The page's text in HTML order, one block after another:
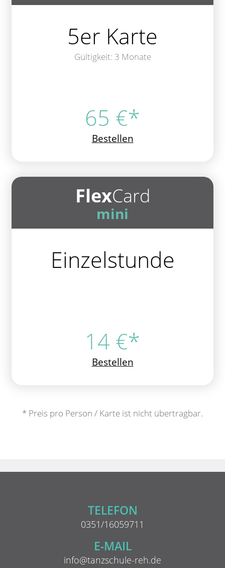
5er Karte
Gültigkeit: 3 Monate
65 €*
Bestellen
FlexCard
mini
Einzelstunde
14 €*
Bestellen
* Preis pro Person / Karte ist nicht übertragbar.
TELEFON
0351/16059711
E-MAIL
info@tanzschule-reh.de